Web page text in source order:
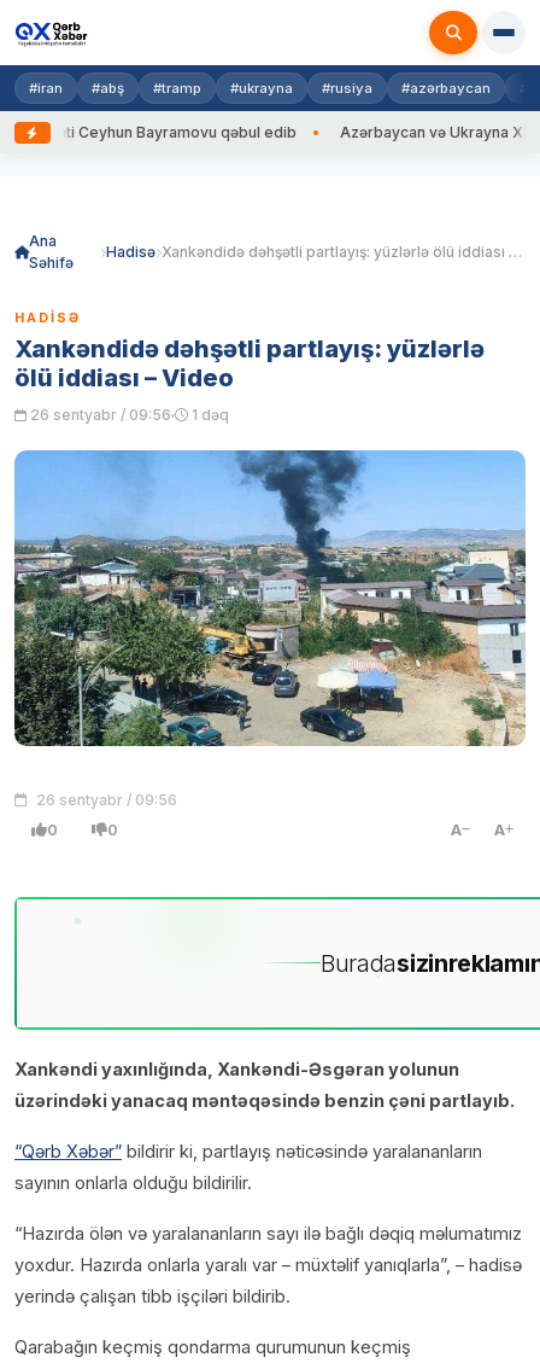
#iran #abş #tramp #ukrayna #rusiya #azərbaycan
Ceyhun Bayramovu qəbul edib Azərbaycan və Ukrayna XİN
Ana
Səhifə
Hadisə Xankəndidə dəhşətli partlayış: yüzlərlə ölü iddiası – Video
HADISƏ
Xankəndidə dəhşətli partlayış: yüzlərlə
ölü iddiası – Video
26 sentyabr / 09:56 1 dəq
26 sentyabr / 09:56
0 0 A A
Buradasizin
Xankəndi yaxınlığında, Xankəndi-Əsgəran yolunun
üzərindəki yanacaq məntəqəsində benzin çəni partlayıb.
“Qərb Xəbər” bildirir ki, partlayış nəticəsində yaralananların
sayının onlarla olduğu bildirilir.
“Hazırda ölən və yaralananların sayı ilə bağlı dəqiq məlumatımız
yoxdur. Hazırda onlarla yaralı var – müxtəlif yanıqlarla”, – hadisə
yerində çalışan tibb işçiləri bildirib.
Qarabağın keçmiş qondarma qurumunun keçmiş